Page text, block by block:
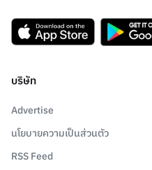
บริษัท
Advertise
นโยบายความเป็นส่วนตัว
RSS Feed